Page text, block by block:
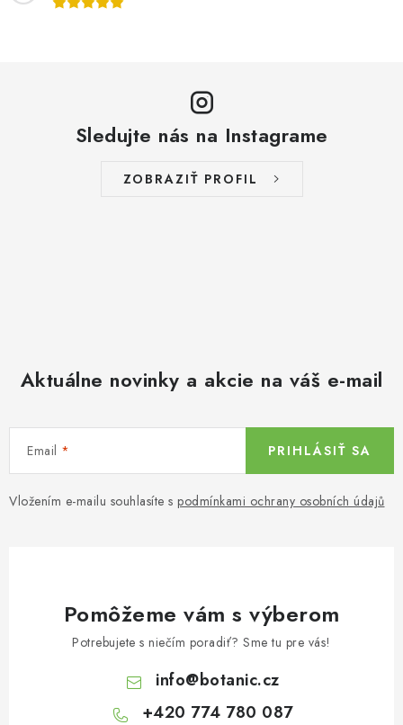
Sledujte nás na Instagrame
ZOBRAZIŤ PROFIL
Aktuálne novinky a akcie na váš e-mail
Email
Vložením e-mailu souhlasíte s podmínkami ochrany osobních údajů
PRIHLÁSIŤ SA
Pomôžeme vám s výberom
Potrebujete s niečím poradiť? Sme tu pre vás!
info@botanic.cz
+420 774 780 087